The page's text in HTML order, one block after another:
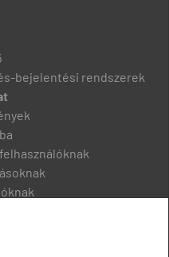
bejelentési rendszerek